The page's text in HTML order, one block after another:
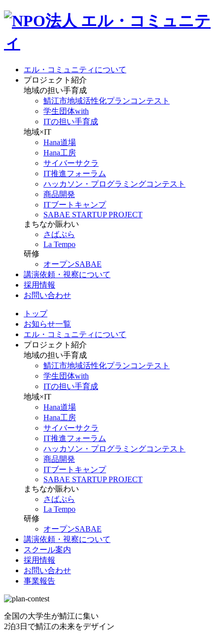
エル・コミュニティについて
プロジェクト紹介
地域の担い手育成
鯖江市地域活性化プランコンテスト
学生団体with
ITの担い手育成
地域×IT
Hana道場
Hana工房
サイバーサクラ
IT推進フォーラム
ハッカソン・プログラミングコンテスト
商品開発
ITブートキャンプ
SABAE STARTUP PROJECT
まちなか賑わい
さばぷら
La Tempo
研修
オープンSABAE
講演依頼・視察について
採用情報
お問い合わせ
トップ
お知らせ一覧
エル・コミュニティについて
プロジェクト紹介
地域の担い手育成
鯖江市地域活性化プランコンテスト
学生団体with
ITの担い手育成
地域×IT
Hana道場
Hana工房
サイバーサクラ
IT推進フォーラム
ハッカソン・プログラミングコンテスト
商品開発
ITブートキャンプ
SABAE STARTUP PROJECT
まちなか賑わい
さばぷら
La Tempo
研修
オープンSABAE
講演依頼・視察について
スクール案内
採用情報
お問い合わせ
事業報告
全国の大学生が鯖江に集い
2泊3日で鯖江の未来をデザイン